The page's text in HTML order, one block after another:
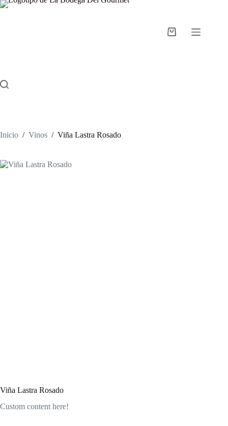
Saltar
Carro
Inicio / Vinos / Viña Lastra Rosado
Viña Lastra Rosado
Custom content here!